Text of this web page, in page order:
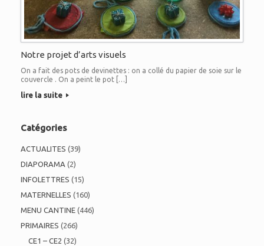
Notre projet d’arts visuels
On a fait des pots de devinettes : on a collé du papier de soie sur le
couvercle . On a peint le pot […]
lire la suite
Catégories
ACTUALITES (39)
DIAPORAMA (2)
INFOLETTRES (15)
MATERNELLES (160)
MENU CANTINE (446)
PRIMAIRES (266)
CE1 – CE2 (32)